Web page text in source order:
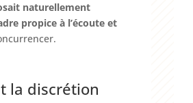
naturellement
propice à l’écoute et
la discrétion